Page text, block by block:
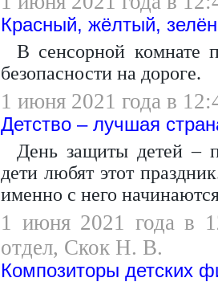
Красный, жёлтый,
В сенсорной комнате
безопасности на дороге.
1 июня 2021 года в
Детство – лучшая
День защиты детей –
дети любят этот
именно с него
1 июня 2021 года в
отдел, Скок Н. В.
Композиторы детских